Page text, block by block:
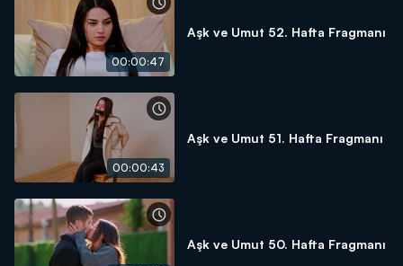
00:00:47
Aşk ve Umut 52. Hafta Fragmanı
00:00:43
Aşk ve Umut 51. Hafta Fragmanı
Aşk ve Umut 50. Hafta Fragmanı